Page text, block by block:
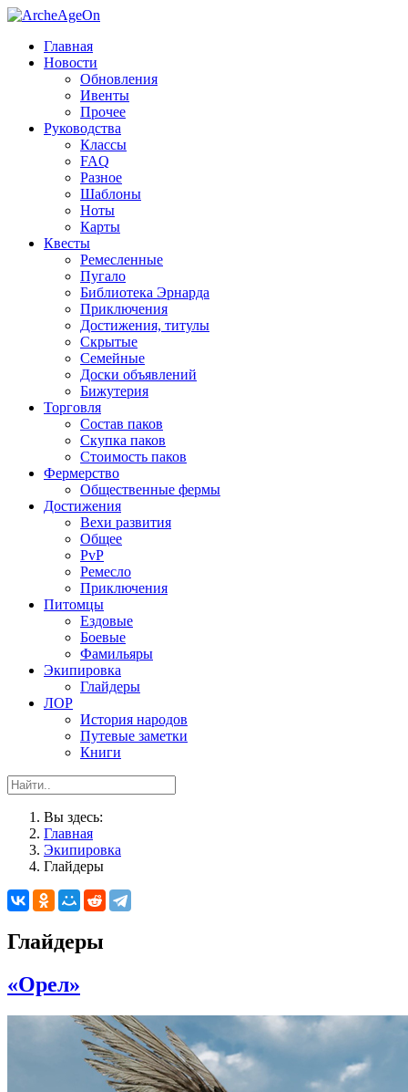
Главная
Новости
Обновления
Ивенты
Прочее
Руководства
Классы
FAQ
Разное
Шаблоны
Ноты
Карты
Квесты
Ремесленные
Пугало
Библиотека Эрнарда
Приключения
Достижения, титулы
Скрытые
Семейные
Доски объявлений
Бижутерия
Торговля
Состав паков
Скупка паков
Стоимость паков
Фермерство
Общественные фермы
Достижения
Вехи развития
Общее
PvP
Ремесло
Приключения
Питомцы
Ездовые
Боевые
Фамильяры
Экипировка
Глайдеры
ЛОР
История народов
Путевые заметки
Книги
Вы здесь:
Главная
Экипировка
Глайдеры
Глайдеры
«Орел»